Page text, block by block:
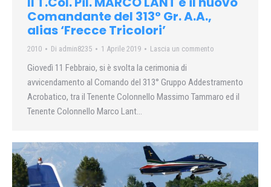
Comandante del 313° Gr. A.A.,
alias ‘Frecce Tricolori’
2010 Di admin8235 1 Aprile 2019 Lascia un commento
Giovedì 11 Febbraio, si è svolta la cerimonia di
avvicendamento al Comando del 313° Gruppo Addestramento
Acrobatico, tra il Tenente Colonnello Massimo Tammaro ed il
Tenente Colonnello Marco Lant…